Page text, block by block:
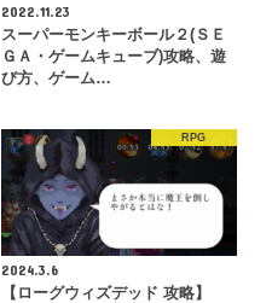
2022.11.23
スーパーモンキーボール２(ＳＥ
ＧＡ・ゲームキューブ)攻略、遊
び方、ゲーム…
RPG
2024.3.6
【ローグウィズデッド 攻略】